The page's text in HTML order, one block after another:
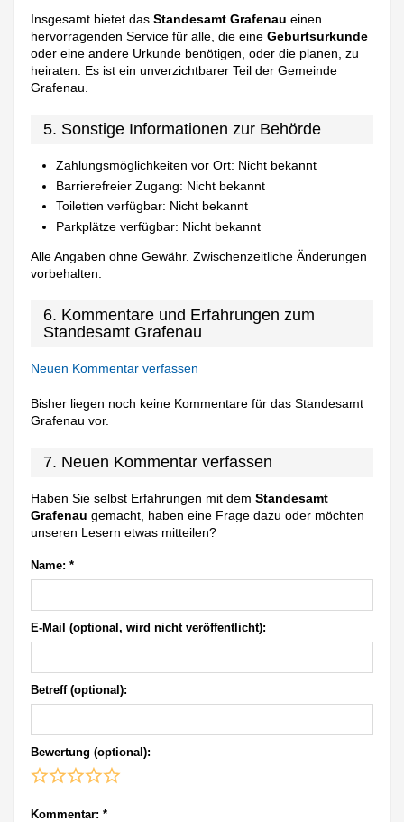
Insgesamt bietet dasStandesamt Grafenau einen
hervorragenden Service für alle, die eineGeburtsurkunde
oder eine andere Urkunde benötigen, oder die planen, zu
heiraten. Es ist ein unverzichtbarer Teil der Gemeinde
Grafenau.
5. Sonstige Informationen zur Behörde
Zahlungsmöglichkeiten vor Ort: Nicht bekannt
Barrierefreier Zugang: Nicht bekannt
Toiletten verfügbar: Nicht bekannt
Parkplätze verfügbar: Nicht bekannt
Alle Angaben ohne Gewähr. Zwischenzeitliche Änderungen
vorbehalten.
6. Kommentare und Erfahrungen zum
Standesamt Grafenau
Neuen Kommentar verfassen
Bisher liegen noch keine Kommentare für das Standesamt
Grafenau vor.
7. Neuen Kommentar verfassen
Haben Sie selbst Erfahrungen mit demStandesamt
Grafenau gemacht, haben eine Frage dazu oder möchten
unseren Lesern etwas mitteilen?
Name: *
E-Mail (optional, wird nicht veröffentlicht):
Betreff (optional):
Bewertung (optional):
Kommentar: *